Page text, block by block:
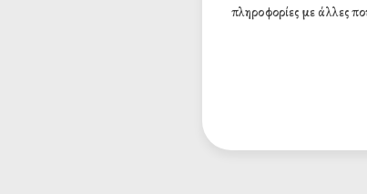
πληροφορίες με άλλες